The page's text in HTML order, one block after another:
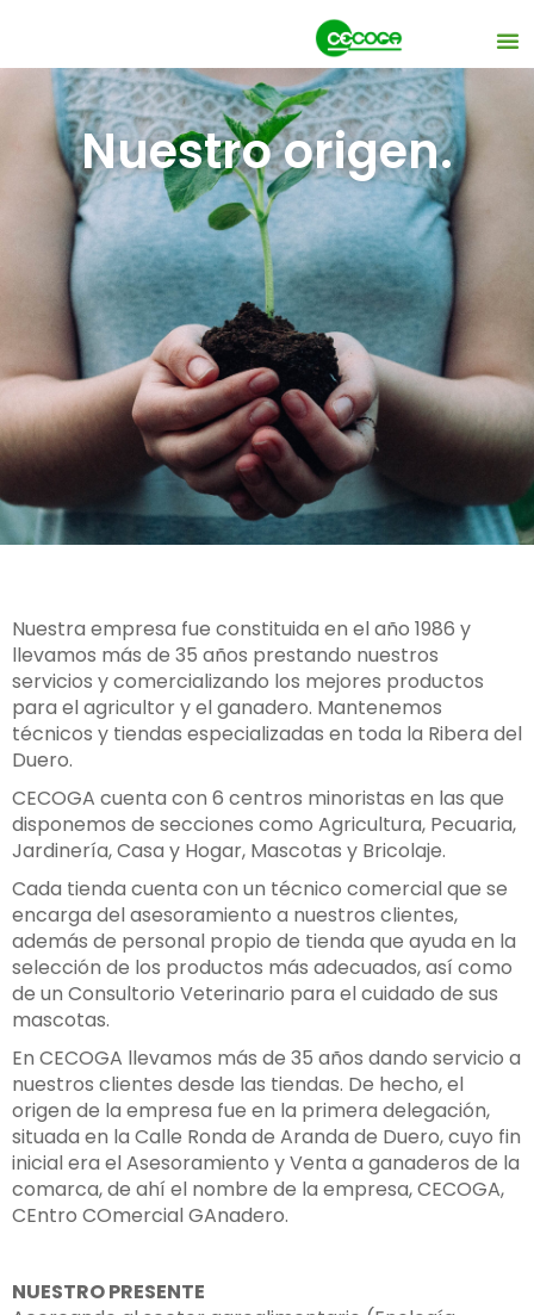
Nuestro origen.
Nuestra empresa fue constituida en el año 1986 y
llevamos más de 35 años prestando nuestros
servicios y comercializando los mejores productos
para el agricultor y el ganadero. Mantenemos
técnicos y tiendas especializadas en toda la Ribera del
Duero.
CECOGA cuenta con 6 centros minoristas en las que
disponemos de secciones como Agricultura, Pecuaria,
Jardinería, Casa y Hogar, Mascotas y Bricolaje.
Cada tienda cuenta con un técnico comercial que se
encarga del asesoramiento a nuestros clientes,
además de personal propio de tienda que ayuda en la
selección de los productos más adecuados, así como
de un Consultorio Veterinario para el cuidado de sus
mascotas.
En CECOGA llevamos más de 35 años dando servicio a
nuestros clientes desde las tiendas. De hecho, el
origen de la empresa fue en la primera delegación,
situada en la Calle Ronda de Aranda de Duero, cuyo fin
inicial era el Asesoramiento y Venta a ganaderos de la
comarca, de ahí el nombre de la empresa, CECOGA,
CEntro COmercial GAnadero.
NUESTRO PRESENTE